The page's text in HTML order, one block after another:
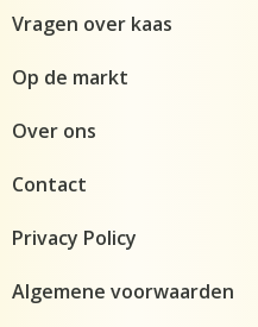
Vragen over kaas
Op de markt
Over ons
Contact
Privacy Policy
Algemene voorwaarden